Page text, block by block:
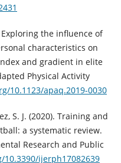
Exploring the influence of
characteristics on
and gradient in elite
Physical Activity
10.1123/apaq.2019-0030
S. J. (2020). Training and
a systematic review.
Research and Public
ijerph17082639